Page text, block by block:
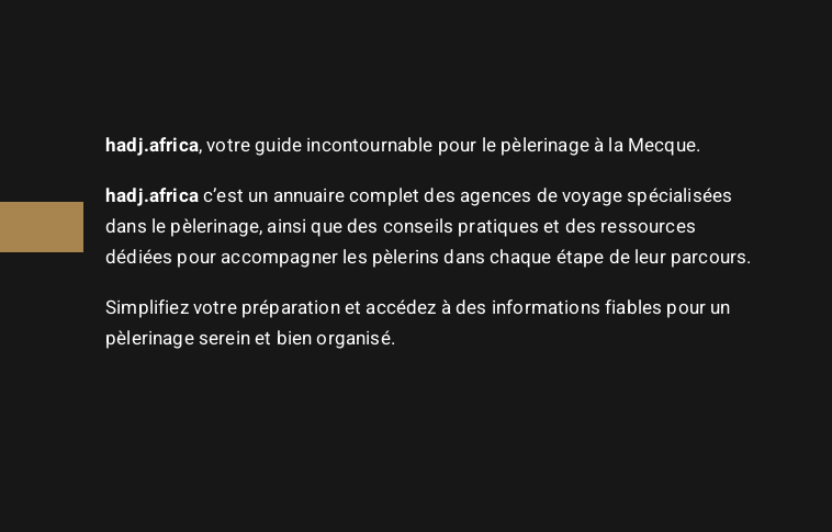
hadj.africa, votre guide incontournable pour le pèlerinage à la Mecque.
hadj.africac’est un annuaire complet des agences de voyage spécialisées
dans le pèlerinage, ainsi que des conseils pratiques et des ressources
dédiées pour accompagner les pèlerins dans chaque étape de leur parcours.
Simplifiez votre préparation et accédez à des informations fiables pour un
pèlerinage serein et bien organisé.